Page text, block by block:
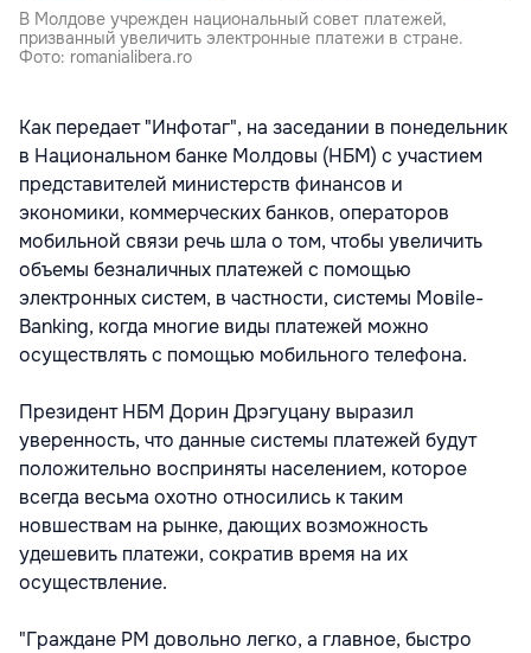
В Молдове учрежден национальный совет платежей,
призванный увеличить электронные платежи в стране.
Фото: romanialibera.ro
Как передает "Инфотаг", на заседании в понедельник
в Национальном банке Молдовы (НБМ) с участием
представителей министерств финансов и
экономики, коммерческих банков, операторов
мобильной связи речь шла о том, чтобы увеличить
объемы безналичных платежей с помощью
электронных систем, в частности, системы Moвile-
Banking, когда многие виды платежей можно
осуществлять с помощью мобильного телефона.
Президент НБМ Дорин Дрэгуцану выразил
уверенность, что данные системы платежей будут
положительно восприняты населением, которое
всегда весьма охотно относились к таким
новшествам на рынке, дающих возможность
удешевить платежи, сократив время на их
осуществление.
"Граждане РМ довольно легко, а главное, быстро